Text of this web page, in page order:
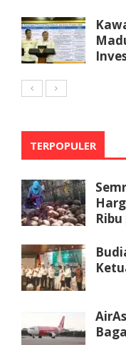
TERPOPULER